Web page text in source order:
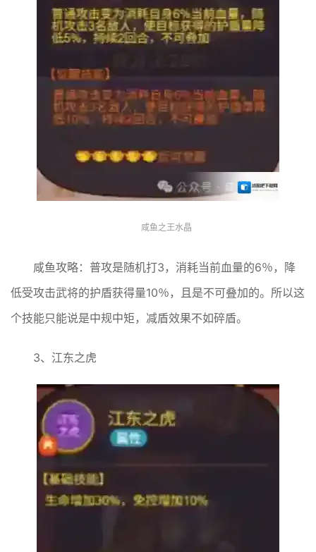
咸鱼之王水晶
咸鱼攻略：普攻是随机打3，消耗当前血量的6％，降
低受攻击武将的护盾获得量10％，且是不可叠加的。所以这
个技能只能说是中规中矩，减盾效果不如碎盾。
3、江东之虎